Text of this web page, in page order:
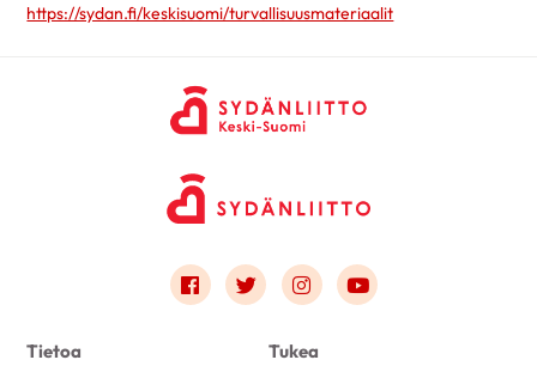
https://sydan.fi/keskisuomi/turvallisuusmateriaalit
Link to facebook
Link to twitter
Link to instagram
Link to youtube
Tietoa Tukea